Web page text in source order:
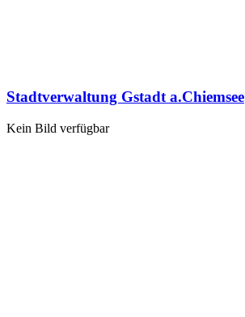
Stadtverwaltung Gstadt a.Chiemsee
Kein Bild verfügbar